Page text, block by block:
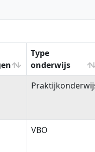
Type
onderwijs
Type
onderwijs
VBO